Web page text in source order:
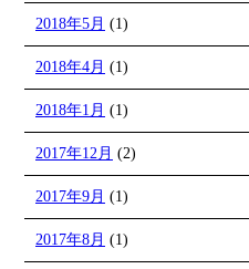
2018年5月 (1)
2018年4月 (1)
2018年1月 (1)
2017年12月 (2)
2017年9月 (1)
2017年8月 (1)